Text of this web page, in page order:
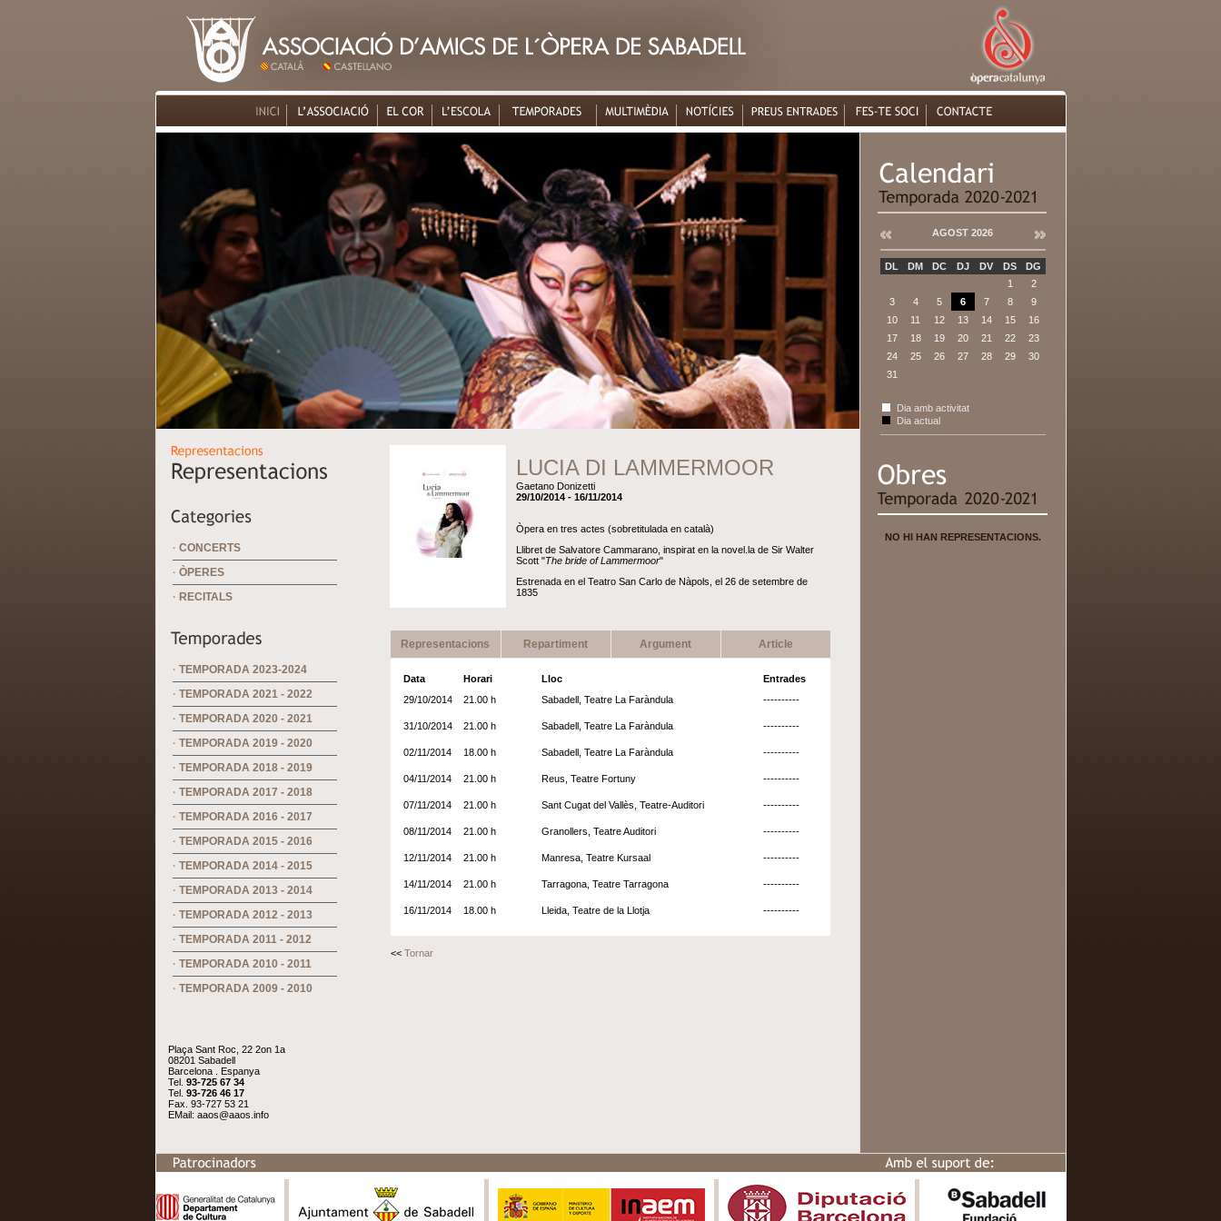
· CONCERTS
· ÒPERES
· RECITALS
· TEMPORADA 2023-2024
· TEMPORADA 2021 - 2022
· TEMPORADA 2020 - 2021
· TEMPORADA 2019 - 2020
· TEMPORADA 2018 - 2019
· TEMPORADA 2017 - 2018
· TEMPORADA 2016 - 2017
· TEMPORADA 2015 - 2016
· TEMPORADA 2014 - 2015
· TEMPORADA 2013 - 2014
· TEMPORADA 2012 - 2013
· TEMPORADA 2011 - 2012
· TEMPORADA 2010 - 2011
· TEMPORADA 2009 - 2010
Plaça Sant Roc, 22 2on 1a
08201 Sabadell
Barcelona . Espanya
Tel. 93-725 67 34
Tel. 93-726 46 17
Fax. 93-727 53 21
EMail: aaos@aaos.info
LUCIA DI LAMMERMOOR
Gaetano Donizetti
29/10/2014 - 16/11/2014
Òpera en tres actes (sobretitulada en català)
Llibret de Salvatore Cammarano, inspirat en la novel.la de Sir Walter
Scott "The bride of Lammermoor"
Estrenada en el Teatro San Carlo de Nàpols, el 26 de setembre de
1835
Representacions Repartiment Argument Article
Data Horari Lloc
Entrades
29/10/2014
21.00 h Sabadell, Teatre La Faràndula ----------
31/10/2014 21.00 h Sabadell, Teatre La Faràndula ----------
02/11/2014 18.00 h Sabadell, Teatre La Faràndula ----------
04/11/2014 21.00 h Reus, Teatre Fortuny ----------
07/11/2014 21.00 h Sant Cugat del Vallès, Teatre-Auditori ----------
08/11/2014 21.00 h Granollers, Teatre Auditori ----------
12/11/2014 21.00 h Manresa, Teatre Kursaal ----------
14/11/2014 21.00 h Tarragona, Teatre Tarragona ----------
16/11/2014 18.00 h Lleida, Teatre de la Llotja ----------
<< Tornar
AGOST 2026
DL DM DC DJ DV DS
DG
1
2
3
4 5 6 7 8
9
10
11 12 13 14 15
16
17
18 19 20 21 22
23
24
25 26 27 28 29
30
31
Dia amb activitat
Dia actual
NO HI HAN REPRESENTACIONS.